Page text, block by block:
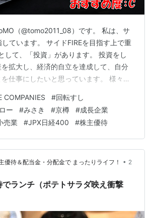
（@tomo2011_08）です。 私は、サ
しています。 サイドFIREを目指す上で重
して、「投資」があります。 投資をし
拡大し、経済的自立を達成して、自分
仕事にしたいと思っています。 様々な
行う上で株式銘柄を分析することは非
す。 日本株式投資をされる方の必需品
下の四季報になります。 お持ちでない
入して読まれることをお勧めします。
業内容は？、業績はどうか？、配当はい
COMPANIES #回転すし
ー #みさき #京樽 #成長企業
売業 #JPX日経400 #株主優待
優待＆配当金・分配金で まったりライフ！ • 2
でランチ（ポテトサラダ映え衝撃